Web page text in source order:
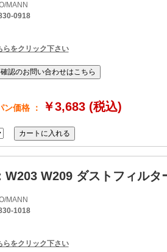
MANN
0918
らをクリック下さい
ン価格 ： ￥3,683 (税込)
W203 W209 ダストフィルタ
MANN
1018
らをクリック下さい